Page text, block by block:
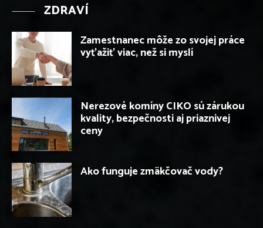
ZDRAVÍ
Zamestnanec môže zo svojej práce
vyťažiť viac, než si myslí
Nerezové komíny CIKO sú zárukou
kvality, bezpečnosti aj priaznivej
ceny
Ako funguje zmäkčovač vody?